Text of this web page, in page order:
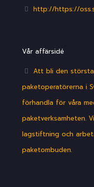
http://https://
Vår affärsidé
Att bli den
paketoperatörerna i
förhandla för våra
paketverksamheten.
lagstiftning och
paketombuden.